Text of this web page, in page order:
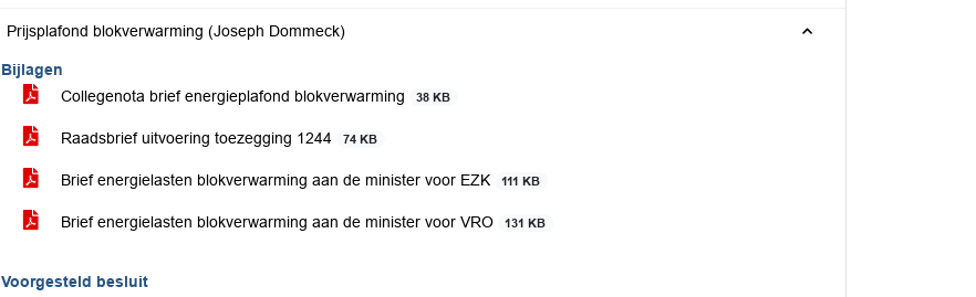
Prijsplafond blokverwarming (Joseph Dommeck)
Bijlagen
Collegenota brief energieplafond blokverwarming
38 KB
Raadsbrief uitvoering toezegging 1244 74 KB
Brief energielasten blokverwarming aan de minister voor EZK 111 KB
Brief energielasten blokverwarming aan de minister voor VRO 131 KB
Voorgesteld besluit